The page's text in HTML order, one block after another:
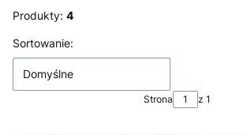
Produkty: 4
Lista produktów
Sortowanie:
Domyślne
Strona z 1